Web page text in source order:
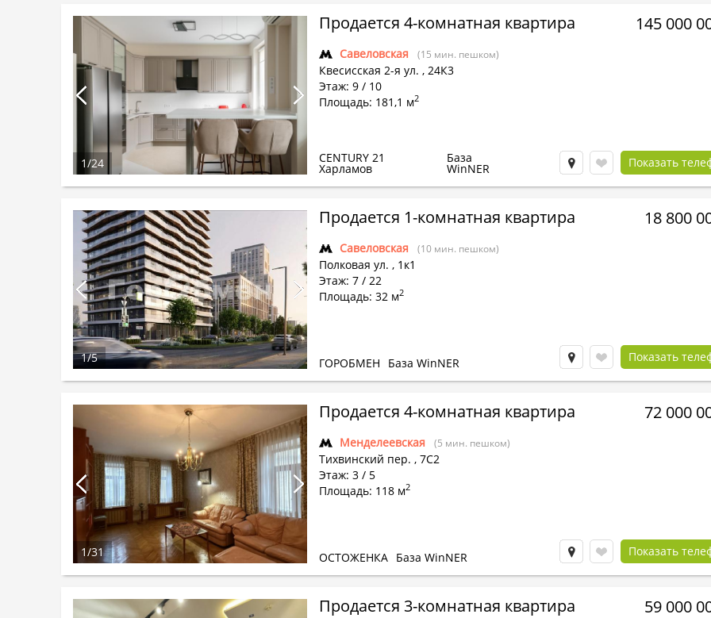
Продается 4-комнатная квартира
Савеловская (15 мин. пешком)
Квесисская 2-я ул. , 24К3
Этаж: 9 / 10
Площадь: 181,1 м2
145 000
CENTURY 21
Харламов
База
WinNER Показать
1/24
Продается 1-комнатная квартира
Савеловская (10 мин. пешком)
Полковая ул. , 1к1
Этаж: 7 / 22
Площадь: 32 м2
18 800
ГОРОБМЕН База WinNER Показать
1/5
Продается 4-комнатная квартира
Менделеевская (5 мин. пешком)
Тихвинский пер. , 7С2
Этаж: 3 / 5
Площадь: 118 м2
72 000
ОСТОЖЕНКА База WinNER Показать
1/31
Продается 3-комнатная квартира 59 000